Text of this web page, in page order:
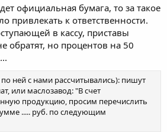
официальная бумага, то за такое
привлекать к ответственности.
в кассу, приставы
обратят, но процентов на 50
ней с нами рассчитывались): пишут
или маслозавод: "В счет
продукцию, просим перечислить
..... руб. по следующим